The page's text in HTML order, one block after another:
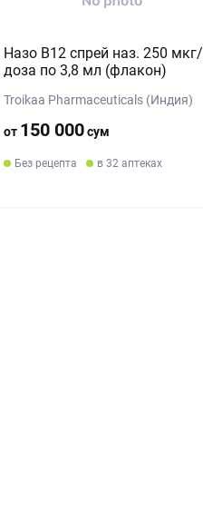
Назо B12 спрей наз. 250 мкг/
доза по 3,8 мл (флакон)
Troikaa Pharmaceuticals (Индия)
от 150 000сум
Без рецепта в 32 аптеках